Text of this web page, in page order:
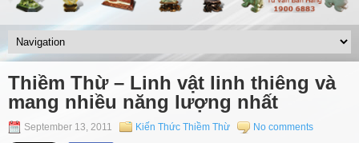
Thiềm Thừ – Linh vật linh thiêng và
mang nhiều năng lượng nhất
September 13, 2011 Kiến Thức Thiềm Thừ No comments